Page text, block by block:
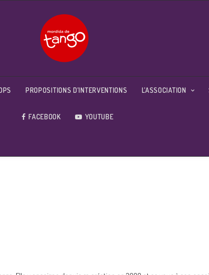
PROPOSITIONS D’INTERVENTIONS L’ASSOCIATION
FACEBOOK YOUTUBE